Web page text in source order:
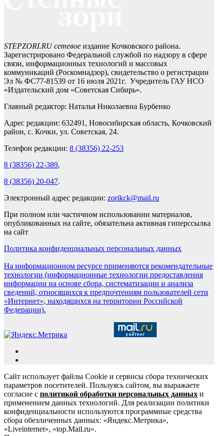
STEPZORI.RU сетевое издание Кочковского района.
Зарегистрировано Федеральной службой по надзору в сфере
связи, информационных технологий и массовых
коммуникаций (Роскомнадзор), свидетельство о регистрации
Эл № ФС77-81539 от 16 июля 2021г. Учредитель ГАУ НСО
«Издательский дом «Советская Сибирь».
Главный редактор: Наталья Николаевна Бурбенко
Адрес редакции: 632491, Новосибирская область, Кочковский
район, с. Кочки, ул. Советская, 24.
Телефон редакции: 8 (38356) 22-253
8 (38356) 22-389,
8 (38356) 20-047.
Электронный адрес редакции: zorikck@mail.ru
При полном или частичном использовании материалов,
опубликованных на сайте, обязательна активная гиперссылка
на сайт
Политика конфиденциальных персональных данных
На информационном ресурсе применяются рекомендательные
технологии (информационные технологии предоставления
информации на основе сбора, систематизации и анализа
сведений, относящихся к предпочтениям пользователей сети
«Интернет», находящихся на территории Российской
Федерации).
Сайт использует файлы Cookie и сервисы сбора технических
параметров посетителей. Пользуясь сайтом, вы выражаете
согласие с политикой обработки персональных данных и
применением данных технологий. Для реализации политики
конфиденциальности используются программные средства
сбора обезличенных данных: «Яндекс.Метрика»,
«Liveinternet», «top.Mail.ru».